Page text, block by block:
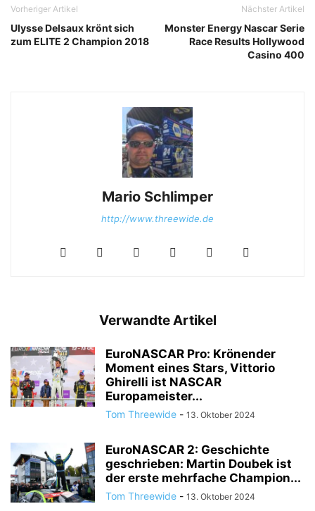
Vorheriger Artikel
Ulysse Delsaux krönt sich
zum ELITE 2 Champion 2018
Nächster Artikel
Monster Energy Nascar Serie
Race Results Hollywood
Casino 400
Mario Schlimper
http://www.threewide.de
Verwandte Artikel
EuroNASCAR Pro: Krönender
Moment eines Stars, Vittorio
Ghirelli ist NASCAR
Europameister...
Tom Threewide - 13. Oktober 2024
EuroNASCAR 2: Geschichte
geschrieben: Martin Doubek ist
der erste mehrfache Champion...
Tom Threewide - 13. Oktober 2024